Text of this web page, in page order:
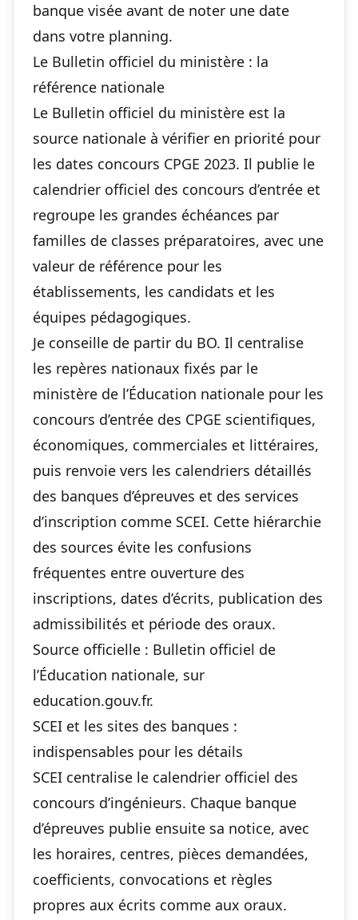
banque visée avant de noter une date
dans votre planning.
Le Bulletin officiel du ministère : la
référence nationale
Le Bulletin officiel du ministère est la
source nationale à vérifier en priorité pour
les dates concours CPGE 2023. Il publie le
calendrier officiel des concours d’entrée et
regroupe les grandes échéances par
familles de classes préparatoires, avec une
valeur de référence pour les
établissements, les candidats et les
équipes pédagogiques.
Je conseille de partir du BO. Il centralise
les repères nationaux fixés par le
ministère de l’Éducation nationale pour les
concours d’entrée des CPGE scientifiques,
économiques, commerciales et littéraires,
puis renvoie vers les calendriers détaillés
des banques d’épreuves et des services
d’inscription comme SCEI. Cette hiérarchie
des sources évite les confusions
fréquentes entre ouverture des
inscriptions, dates d’écrits, publication des
admissibilités et période des oraux.
Source officielle : Bulletin officiel de
l’Éducation nationale, sur
education.gouv.fr.
SCEI et les sites des banques :
indispensables pour les détails
SCEI centralise le calendrier officiel des
concours d’ingénieurs. Chaque banque
d’épreuves publie ensuite sa notice, avec
les horaires, centres, pièces demandées,
coefficients, convocations et règles
propres aux écrits comme aux oraux.